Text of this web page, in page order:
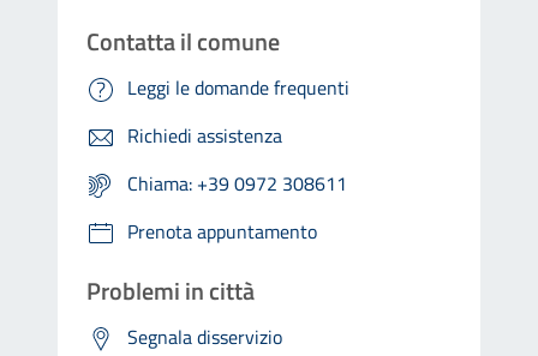
Contatta il comune
Leggi le domande frequenti
Richiedi assistenza
Chiama: +39 0972 308611
Prenota appuntamento
Problemi in città
Segnala disservizio